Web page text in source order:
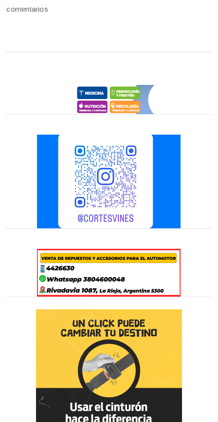
comentarios